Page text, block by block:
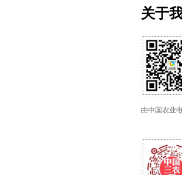
关于
由中国农业